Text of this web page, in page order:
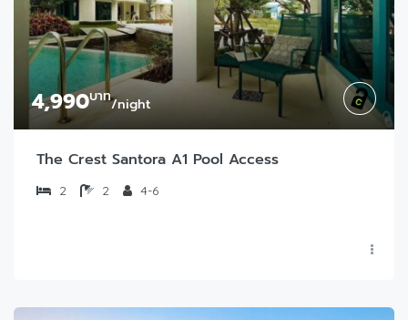
4,990บาท/night
The Crest Santora A1 Pool Access
2 2 4-6